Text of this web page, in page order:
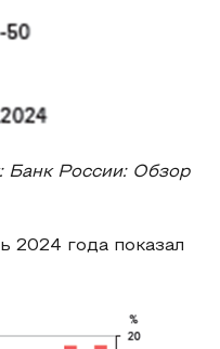
Банк России: Обзор
2024 года показал